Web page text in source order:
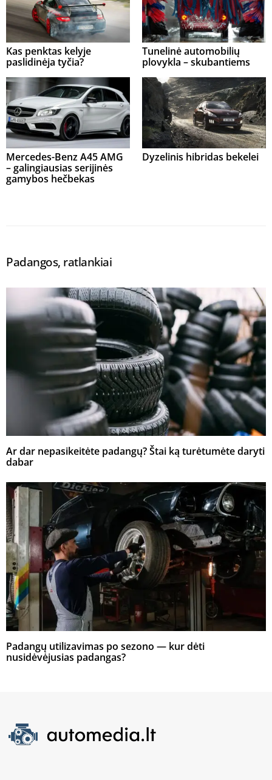
Kas penktas kelyje
paslidinėja tyčia?
Tunelinė automobilių
plovykla – skubantiems
Mercedes-Benz A45 AMG
– galingiausias serijinės
gamybos hečbekas
Dyzelinis hibridas bekelei
Padangos, ratlankiai
Ar dar nepasikeitėte padangų? Štai ką turėtumėte daryti
dabar
Padangų utilizavimas po sezono — kur dėti
nusidėvėjusias padangas?